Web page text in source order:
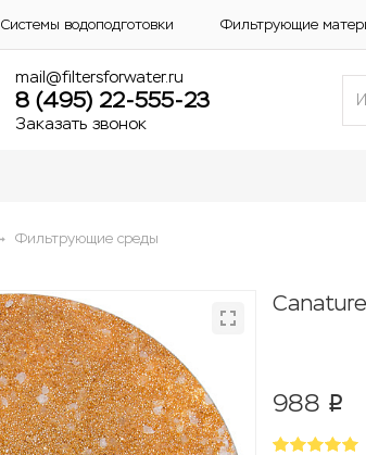
Системы водоподготовки Фильтрующие
mail@filtersforwater.ru
8 (495) 22-555-23
Заказать звонок
Фильтрующие среды
988 p